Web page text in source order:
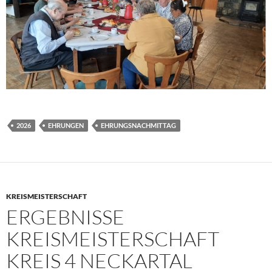
2026 EHRUNGEN EHRUNGSNACHMITTAG
KREISMEISTERSCHAFT
ERGEBNISSE
KREISMEISTERSCHAFT
KREIS 4 NECKARTAL